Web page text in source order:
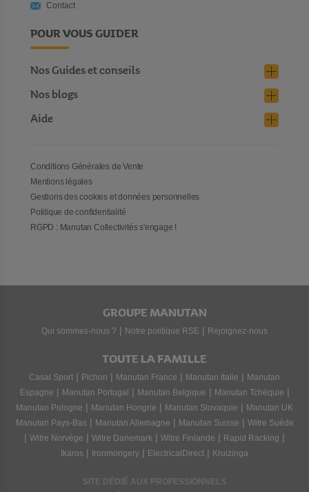
Contact
POUR VOUS GUIDER
Nos Guides et conseils
Nos blogs
Aide
Conditions Générales de Vente
Mentions légales
Gestions des cookies et données personnelles
Politique de confidentialité
RGPD : Manutan Collectivités s'engage !
GROUPE MANUTAN
Qui sommes-nous ? | Notre politique RSE | Rejoignez-nous
TOUTE LA FAMILLE
Casal Sport | Pichon | Manutan France | Manutan Italie | Manutan
Espagne | Manutan Portugal | Manutan Belgique | Manutan Tchéquie |
Manutan Pologne | Manutan Hongrie | Manutan Slovaquie | Manutan UK
Manutan Pays-Bas | Manutan Allemagne | Manutan Suisse | Witre Suède
| Witre Norvège | Witre Danemark | Witre Finlande | Rapid Racking |
Ikaros | Ironmongery | ElectricalDirect | Kruizinga
SITE DÉDIÉ AUX PROFESSIONNELS